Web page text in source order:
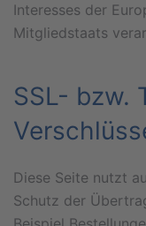
Interesses der
Mitgliedstaats
SSL- bzw.
Diese Seite nutzt
Schutz der